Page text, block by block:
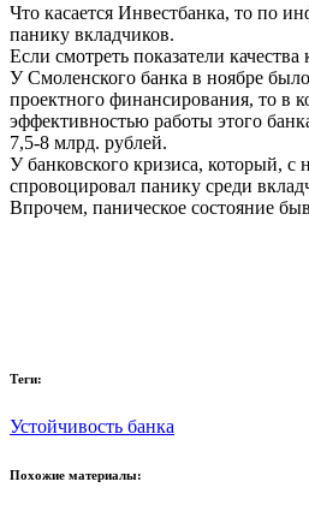
Что касается Инвестбанка, то по
панику вкладчиков.
Если смотреть показатели
У Смоленского банка в ноябре
проектного финансирования, то в
эффективностью работы этого
7,5-8 млрд. рублей.
У банковского кризиса, который,
спровоцировал панику среди
Впрочем, паническое состояние
Теги:
Устойчивость банка
Похожие материалы: